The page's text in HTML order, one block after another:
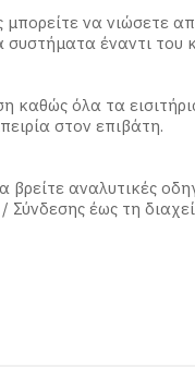
μπορείτε να νιώσετε
συστήματα έναντι του
καθώς όλα τα
στον επιβάτη.
βρείτε αναλυτικές
Σύνδεσης έως τη